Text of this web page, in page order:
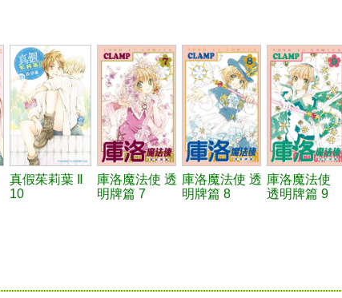
真假茱莉葉 Ⅱ
10
庫洛魔法使 透
明牌篇 7
庫洛魔法使 透
明牌篇 8
庫洛魔法使
透明牌篇 9